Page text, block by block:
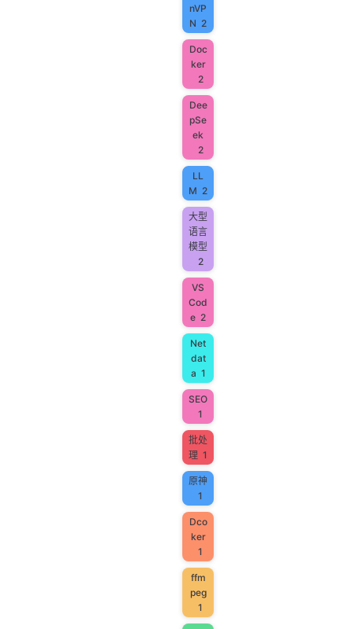
nVP
N 2
Doc
ker
2
Dee
pSe
ek
2
LL
M 2
大型
语言
模型
2
VS
Cod
e 2
Net
dat
a 1
SEO
1
批处
理 1
原神
1
Dco
ker
1
ffm
peg
1